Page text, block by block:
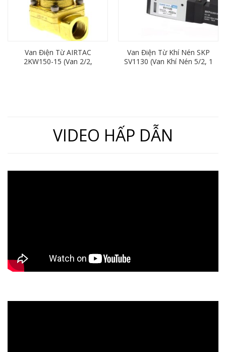
Van Điện Từ AIRTAC
2KW150-15 (Van 2/2,
Van Điện Từ Khí Nén SKP
SV1130 (Van Khí Nén 5/2, 1
VIDEO HẤP DẪN